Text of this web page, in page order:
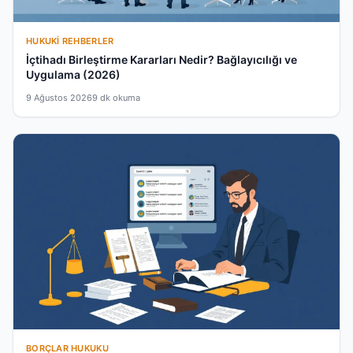
HUKUKI REHBERLER
İçtihadı Birleştirme Kararları Nedir? Bağlayıcılığı ve
Uygulama (2026)
9 Ağustos 20269 dk okuma
BORÇLAR HUKUKU